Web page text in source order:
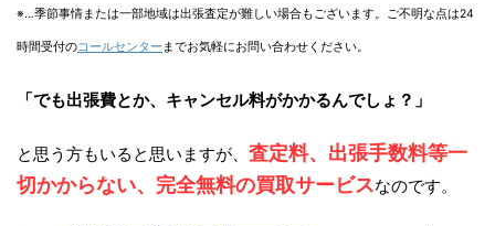
※…季節事情または一部地域は出張査定が難しい場合もございます。ご不明な点は24
時間受付のコールセンター までお気軽にお問い合わせください。
「でも出張費とか、キャンセル料がかかるんでしょ？」
と思う方もいると思いますが、 査定料、出張手数料等一
切かからない、完全無料の買取サービスなのです。